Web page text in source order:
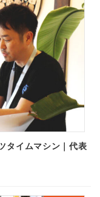
タイムマシン｜代表